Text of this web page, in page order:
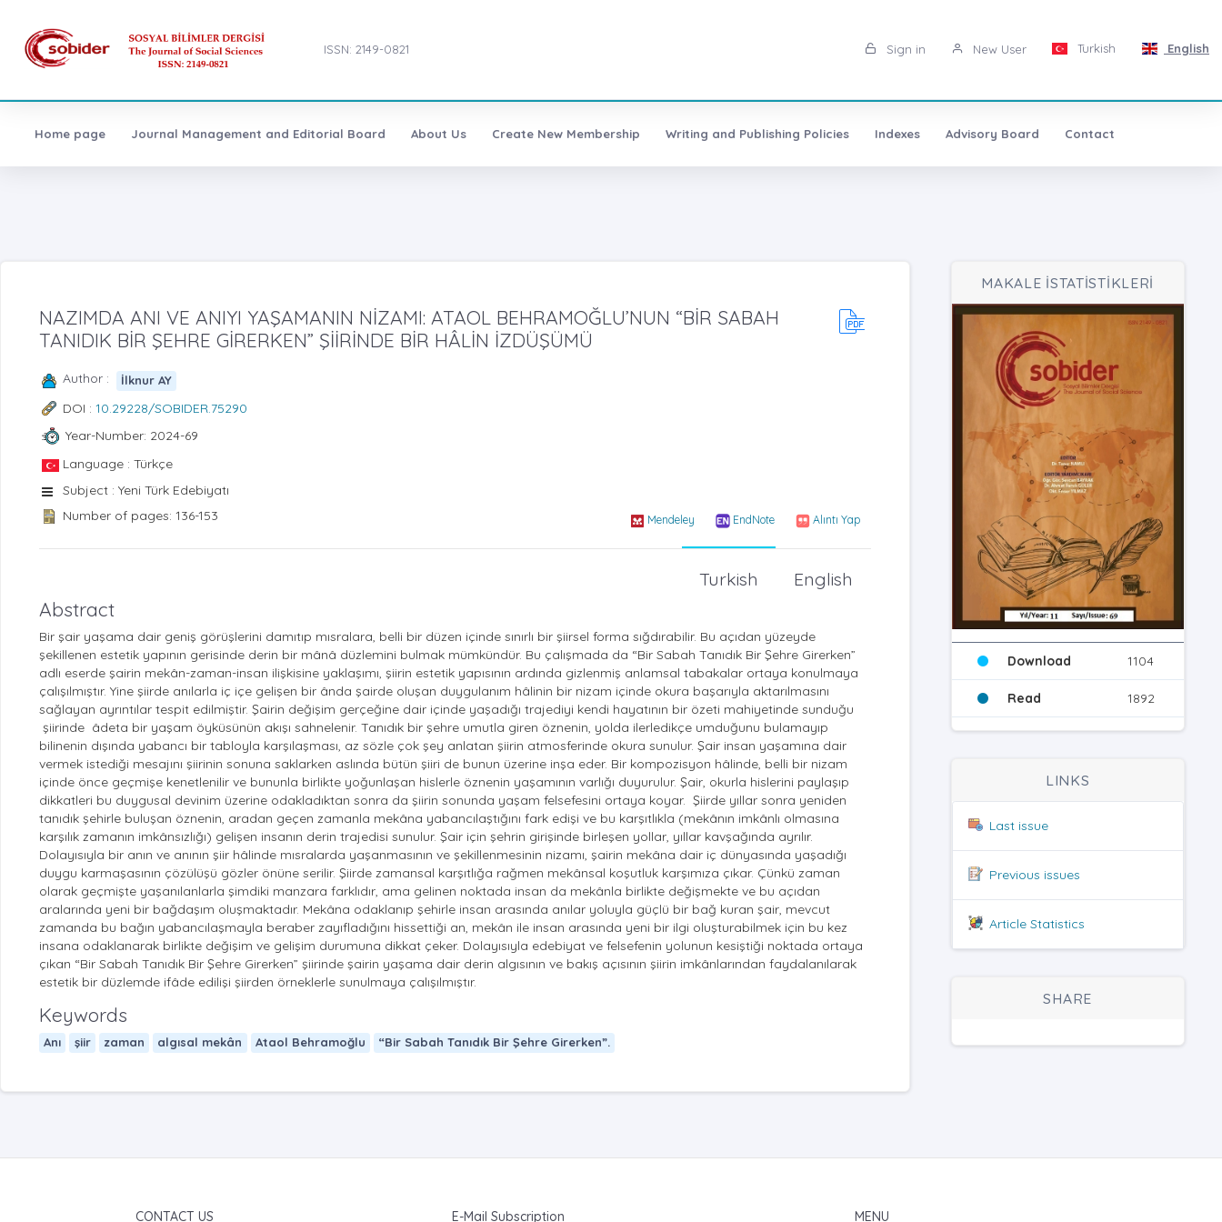
ISSN: 2149-0821 Sign in New User Turkish English
Home page Journal Management and Editorial Board About Us Create New Membership Writing and Publishing Policies Indexes Advisory Board Contact
NAZIMDA ANI VE ANIYI YAŞAMANIN NİZAMI: ATAOL BEHRAMOĞLU’NUN “BİR SABAH
TANIDIK BİR ŞEHRE GİRERKEN” ŞİİRİNDE BİR HÂLİN İZDÜŞÜMÜ
Author : İlknur AY
DOI : 10.29228/SOBIDER.75290
Year-Number: 2024-69
Language : Türkçe
Subject : Yeni Türk Edebiyatı
Number of pages: 136-153
Mendeley EndNote Alıntı Yap
English
Turkish
Abstract
Bir şair yaşama dair geniş görüşlerini damıtıp mısralara, belli bir düzen içinde sınırlı bir şiirsel forma sığdırabilir. Bu açıdan yüzeyde
şekillenen estetik yapının gerisinde derin bir mânâ düzlemini bulmak mümkündür. Bu çalışmada da “Bir Sabah Tanıdık Bir Şehre Girerken”
adlı eserde şairin mekân-zaman-insan ilişkisine yaklaşımı, şiirin estetik yapısının ardında gizlenmiş anlamsal tabakalar ortaya konulmaya
çalışılmıştır. Yine şiirde anılarla iç içe gelişen bir ânda şairde oluşan duygulanım hâlinin bir nizam içinde okura başarıyla aktarılmasını
sağlayan ayrıntılar tespit edilmiştir. Şairin değişim gerçeğine dair içinde yaşadığı trajediyi kendi hayatının bir özeti mahiyetinde sunduğu
şiirinde âdeta bir yaşam öyküsünün akışı sahnelenir. Tanıdık bir şehre umutla giren öznenin, yolda ilerledikçe umduğunu bulamayıp
bilinenin dışında yabancı bir tabloyla karşılaşması, az sözle çok şey anlatan şiirin atmosferinde okura sunulur. Şair insan yaşamına dair
vermek istediği mesajını şiirinin sonuna saklarken aslında bütün şiiri de bunun üzerine inşa eder. Bir kompozisyon hâlinde, belli bir nizam
içinde önce geçmişe kenetlenilir ve bununla birlikte yoğunlaşan hislerle öznenin yaşamının varlığı duyurulur. Şair, okurla hislerini paylaşıp
dikkatleri bu duygusal devinim üzerine odakladıktan sonra da şiirin sonunda yaşam felsefesini ortaya koyar. Şiirde yıllar sonra yeniden
tanıdık şehirle buluşan öznenin, aradan geçen zamanla mekâna yabancılaştığını fark edişi ve bu karşıtlıkla (mekânın imkânlı olmasına
karşılık zamanın imkânsızlığı) gelişen insanın derin trajedisi sunulur. Şair için şehrin girişinde birleşen yollar, yıllar kavşağında ayrılır.
Dolayısıyla bir anın ve anının şiir hâlinde mısralarda yaşanmasının ve şekillenmesinin nizamı, şairin mekâna dair iç dünyasında yaşadığı
duygu karmaşasının çözülüşü gözler önüne serilir. Şiirde zamansal karşıtlığa rağmen mekânsal koşutluk karşımıza çıkar. Çünkü zaman
olarak geçmişte yaşanılanlarla şimdiki manzara farklıdır, ama gelinen noktada insan da mekânla birlikte değişmekte ve bu açıdan
aralarında yeni bir bağdaşım oluşmaktadır. Mekâna odaklanıp şehirle insan arasında anılar yoluyla güçlü bir bağ kuran şair, mevcut
zamanda bu bağın yabancılaşmayla beraber zayıfladığını hissettiği an, mekân ile insan arasında yeni bir ilgi oluşturabilmek için bu kez
insana odaklanarak birlikte değişim ve gelişim durumuna dikkat çeker. Dolayısıyla edebiyat ve felsefenin yolunun kesiştiği noktada ortaya
çıkan “Bir Sabah Tanıdık Bir Şehre Girerken” şiirinde şairin yaşama dair derin algısının ve bakış açısının şiirin imkânlarından faydalanılarak
estetik bir düzlemde ifâde edilişi şiirden örneklerle sunulmaya çalışılmıştır.
Keywords
Anı şiir zaman algısal mekân Ataol Behramoğlu “Bir Sabah Tanıdık Bir Şehre Girerken”.
MAKALE İSTATİSTİKLERİ
Download 1104
Read 1892
LINKS
Last issue
Previous issues
Article Statistics
SHARE
CONTACT US E-Mail Subscription MENU